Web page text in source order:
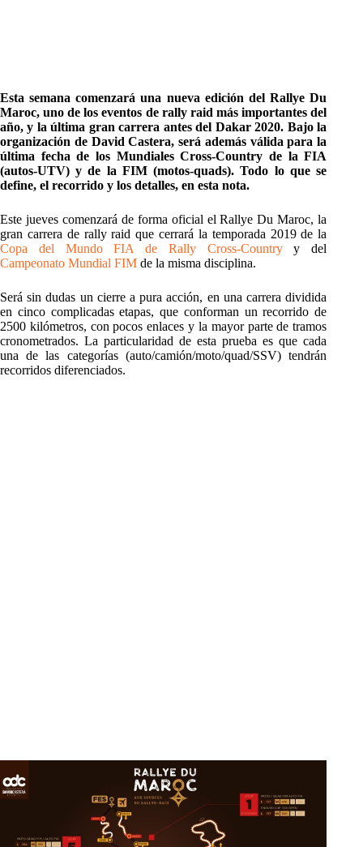
Esta semana comenzará una nueva edición del Rallye Du
Maroc, uno de los eventos de rally raid más importantes del
año, y la última gran carrera antes del Dakar 2020. Bajo la
organización de David Castera, será además válida para la
última fecha de los Mundiales Cross-Country de la FIA
(autos-UTV) y de la FIM (motos-quads). Todo lo que se
define, el recorrido y los detalles, en esta nota.
Este jueves comenzará de forma oficial el Rallye Du Maroc, la
gran carrera de rally raid que cerrará la temporada 2019 de la
Copa del Mundo FIA de Rally Cross-Countryy del
Campeonato Mundial FIM de la misma disciplina.
Será sin dudas un cierre a pura acción, en una carrera dividida
en cinco complicadas etapas, que conforman un recorrido de
2500 kilómetros, con pocos enlaces y la mayor parte de tramos
cronometrados. La particularidad de esta prueba es que cada
una de las categorías (auto/camión/moto/quad/SSV) tendrán
recorridos diferenciados.